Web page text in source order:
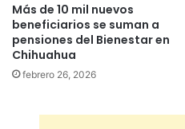
Más de 10 mil nuevos
beneficiarios se suman a
pensiones del Bienestar en
Chihuahua
febrero 26, 2026